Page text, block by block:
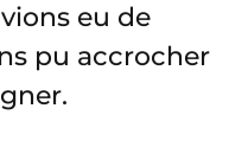
eu de
pu accrocher